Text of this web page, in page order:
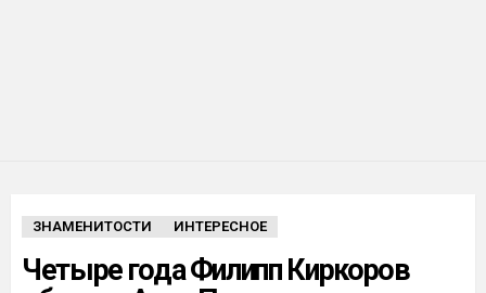
ЗНАМЕНИТОСТИ ИНТЕРЕСНОЕ
Четыре года Филипп Киркоров